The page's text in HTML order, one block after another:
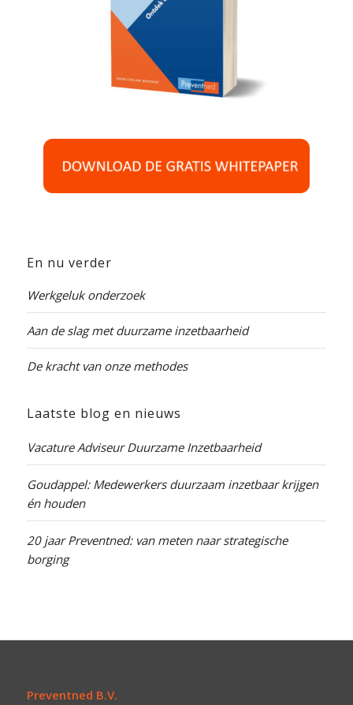
En nu verder
Werkgeluk onderzoek
Aan de slag met duurzame inzetbaarheid
De kracht van onze methodes
Laatste blog en nieuws
Vacature Adviseur Duurzame Inzetbaarheid
Goudappel: Medewerkers duurzaam inzetbaar krijgen
én houden
20 jaar Preventned: van meten naar strategische
borging
Preventned B.V.